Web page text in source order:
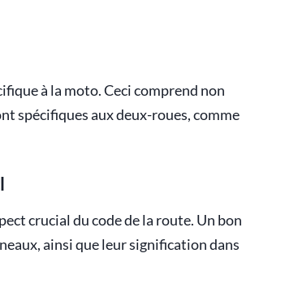
à la moto. Ceci comprend non
spécifiques aux deux-roues, comme
crucial du code de la route. Un bon
ainsi que leur signification dans